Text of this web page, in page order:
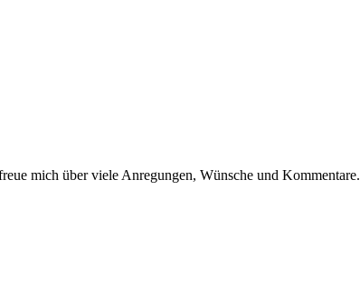
mich über viele Anregungen, Wünsche und Kommentare.